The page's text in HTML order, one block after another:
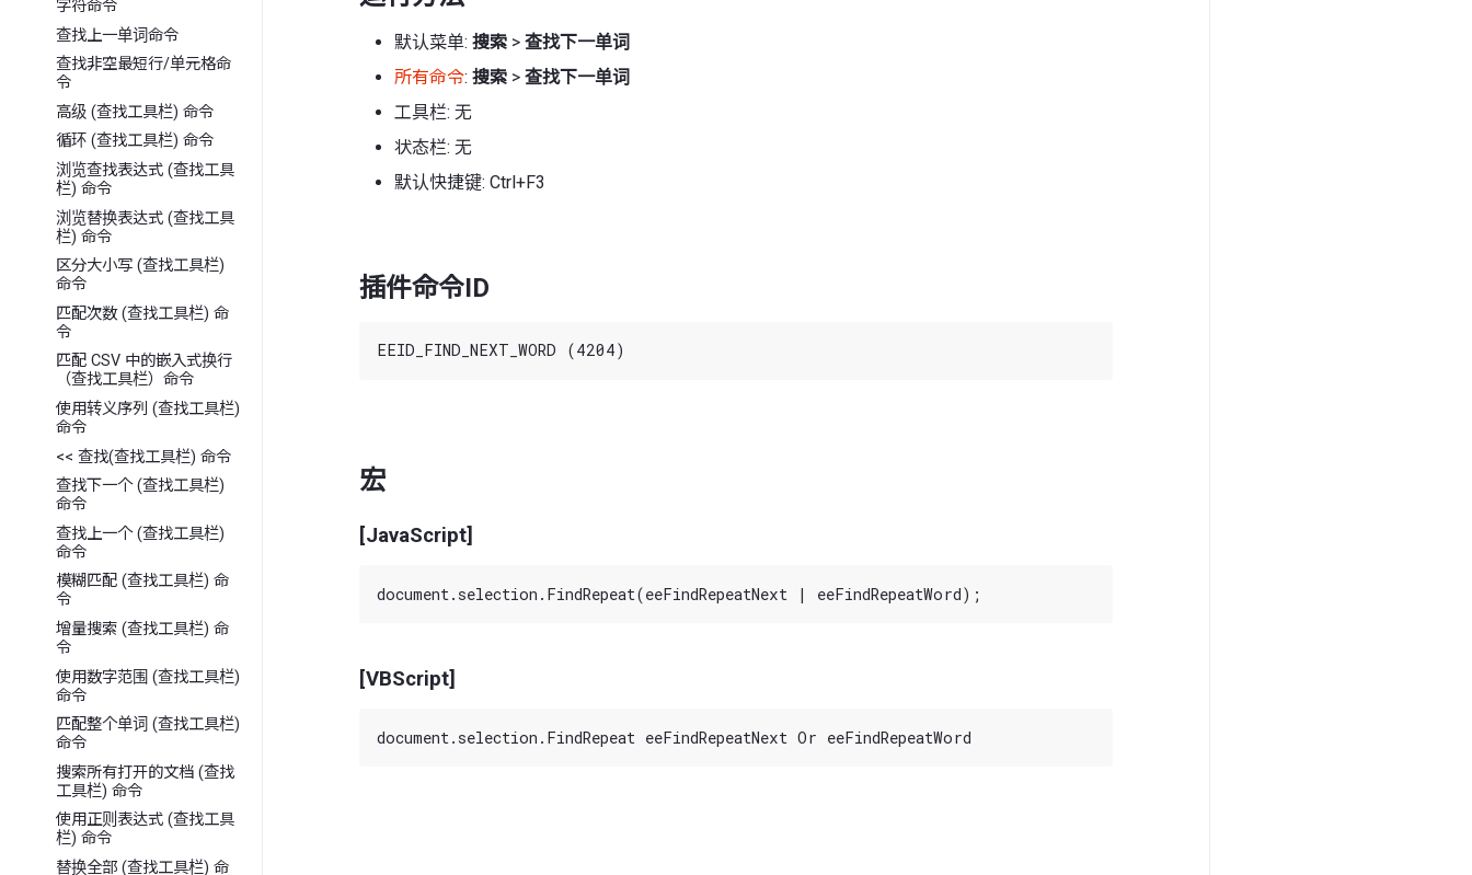
字符命令
查找上一单词命令
查找非空最短行/单元格命
令
高级 (查找工具栏) 命令
循环 (查找工具栏) 命令
浏览查找表达式 (查找工具
栏) 命令
浏览替换表达式 (查找工具
栏) 命令
区分大小写 (查找工具栏)
命令
匹配次数 (查找工具栏) 命
令
匹配 CSV 中的嵌入式换行
（查找工具栏）命令
使用转义序列 (查找工具栏)
命令
<< 查找(查找工具栏) 命令
查找下一个 (查找工具栏)
命令
查找上一个 (查找工具栏)
命令
模糊匹配 (查找工具栏) 命
令
增量搜索 (查找工具栏) 命
令
使用数字范围 (查找工具栏)
命令
匹配整个单词 (查找工具栏)
命令
搜索所有打开的文档 (查找
工具栏) 命令
使用正则表达式 (查找工具
栏) 命令
替换全部 (查找工具栏) 命
默认菜单: 搜索 > 查找下一单词
所有命令: 搜索 > 查找下一单词
工具栏: 无
状态栏: 无
默认快捷键: Ctrl+F3
插件命令ID
宏
[JavaScript]
[VBScript]